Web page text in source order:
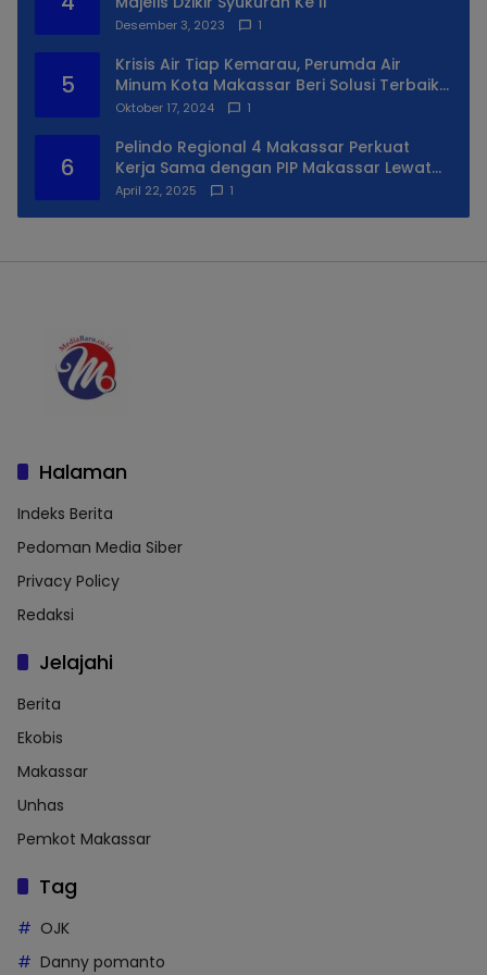
Desember 3, 2023 1
5
Krisis Air Tiap Kemarau, Perumda Air
Minum Kota Makassar Beri Solusi Terbaik
Untuk Daerah Utara Kota
Oktober 17, 2024 1
6
Pelindo Regional 4 Makassar Perkuat
Kerja Sama dengan PIP Makassar Lewat
Praktek Lapangan
April 22, 2025 1
Halaman
Indeks Berita
Pedoman Media Siber
Privacy Policy
Redaksi
Jelajahi
Berita
Ekobis
Makassar
Unhas
Pemkot Makassar
Tag
OJK
Danny pomanto